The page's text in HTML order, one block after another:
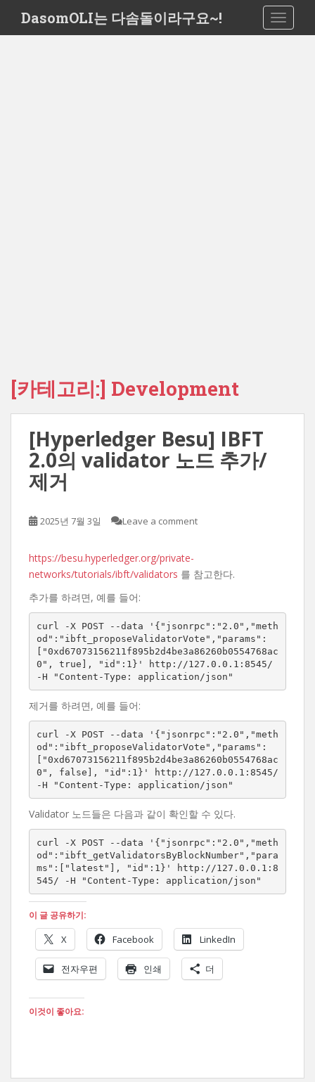
i
DasomOLI는 다솜돌이라구요~!
[카테고리:] Development
[Hyperledger Besu] IBFT
2.0의 validator 노드 추가/
제거
2025년 7월 3일 Leave a comment
https://besu.hyperledger.org/private-
networks/tutorials/ibft/validators 를 참고한다.
추가를 하려면, 예를 들어:
curl -X POST --data '{"jsonrpc":"2.0","meth
od":"ibft_proposeValidatorVote","params":
["0xd67073156211f895b2d4be3a86260b0554768ac
0", true], "id":1}' http://127.0.0.1:8545/
-H "Content-Type: application/json"
제거를 하려면, 예를 들어:
curl -X POST --data '{"jsonrpc":"2.0","meth
od":"ibft_proposeValidatorVote","params":
["0xd67073156211f895b2d4be3a86260b0554768ac
0", false], "id":1}' http://127.0.0.1:8545/
-H "Content-Type: application/json"
Validator 노드들은 다음과 같이 확인할 수 있다.
curl -X POST --data '{"jsonrpc":"2.0","meth
od":"ibft_getValidatorsByBlockNumber","para
ms":["latest"], "id":1}' http://127.0.0.1:8
545/ -H "Content-Type: application/json"
이 글 공유하기:
X Facebook LinkedIn
전자우편 인쇄 더
이것이 좋아요: